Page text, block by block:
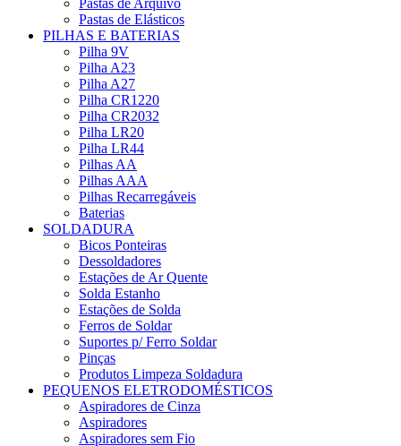
Pastas de Elásticos
PILHAS E BATERIAS
Pilha 9V
Pilha A23
Pilha A27
Pilha CR1220
Pilha CR2032
Pilha LR20
Pilha LR44
Pilhas AA
Pilhas AAA
Pilhas Recarregáveis
Baterias
SOLDADURA
Bicos Ponteiras
Dessoldadores
Estações de Ar Quente
Solda Estanho
Estações de Solda
Ferros de Soldar
Suportes p/ Ferro Soldar
Pinças
Produtos Limpeza Soldadura
PEQUENOS ELETRODOMÉSTICOS
Aspiradores de Cinza
Aspiradores
Aspiradores sem Fio